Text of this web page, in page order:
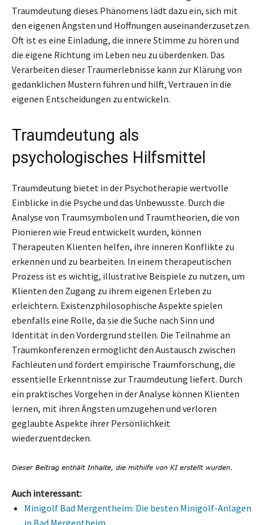
Traumdeutung dieses Phänomens lädt dazu ein, sich mit
den eigenen Ängsten und Hoffnungen auseinanderzusetzen.
Oft ist es eine Einladung, die innere Stimme zu hören und
die eigene Richtung im Leben neu zu überdenken. Das
Verarbeiten dieser Traumerlebnisse kann zur Klärung von
gedanklichen Mustern führen und hilft, Vertrauen in die
eigenen Entscheidungen zu entwickeln.
Traumdeutung als
psychologisches Hilfsmittel
Traumdeutung bietet in der Psychotherapie wertvolle
Einblicke in die Psyche und das Unbewusste. Durch die
Analyse von Traumsymbolen und Traumtheorien, die von
Pionieren wie Freud entwickelt wurden, können
Therapeuten Klienten helfen, ihre inneren Konflikte zu
erkennen und zu bearbeiten. In einem therapeutischen
Prozess ist es wichtig, illustrative Beispiele zu nutzen, um
Klienten den Zugang zu ihrem eigenen Erleben zu
erleichtern. Existenzphilosophische Aspekte spielen
ebenfalls eine Rolle, da sie die Suche nach Sinn und
Identität in den Vordergrund stellen. Die Teilnahme an
Traumkonferenzen ermöglicht den Austausch zwischen
Fachleuten und fördert empirische Traumforschung, die
essentielle Erkenntnisse zur Traumdeutung liefert. Durch
ein praktisches Vorgehen in der Analyse können Klienten
lernen, mit ihren Ängsten umzugehen und verloren
geglaubte Aspekte ihrer Persönlichkeit
wiederzuentdecken.
Auch interessant:
Minigolf Bad Mergentheim: Die besten Minigolf-Anlagen